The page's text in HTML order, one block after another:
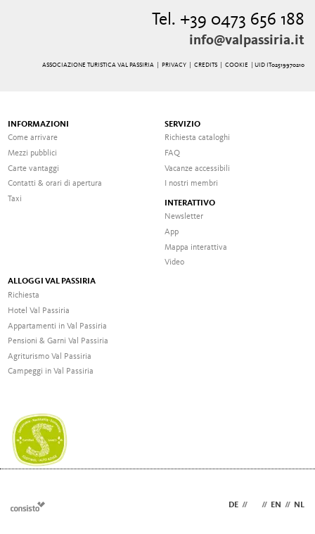
Tel. +39 0473 656 188
info@valpassiria.it
ASSOCIAZIONE TURISTICA VAL PASSIRIA | PRIVACY| CREDITS| COOKIE | UID IT02519970210
INFORMAZIONI
Come arrivare
Mezzi pubblici
Carte vantaggi
Contatti & orari di apertura
Taxi
SERVIZIO
Richiesta cataloghi
FAQ
Vacanze accessibili
I nostri membri
INTERATTIVO
Newsletter
App
Mappa interattiva
Video
ALLOGGI VAL PASSIRIA
Richiesta
Hotel Val Passiria
Appartamenti in Val Passiria
Pensioni & Garni Val Passiria
Agriturismo Val Passiria
Campeggi in Val Passiria
DE // // EN // NL